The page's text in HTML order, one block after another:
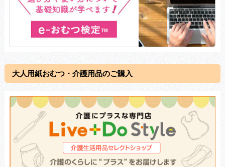
大人用紙おむつ・介護用品のご購入